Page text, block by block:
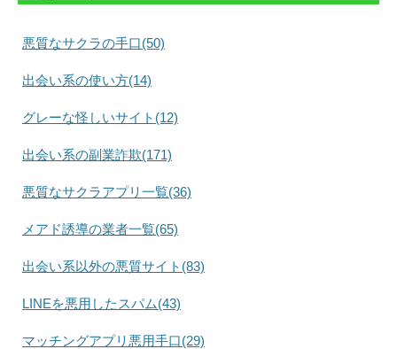
悪質なサクラの手口(50)
出会い系の使い方(14)
グレーな怪しいサイト(12)
出会い系の副業詐欺(171)
悪質なサクラアプリ一覧(36)
メアド誘導の業者一覧(65)
出会い系以外の悪質サイト(83)
LINEを悪用したスパム(43)
マッチングアプリ悪用手口(29)